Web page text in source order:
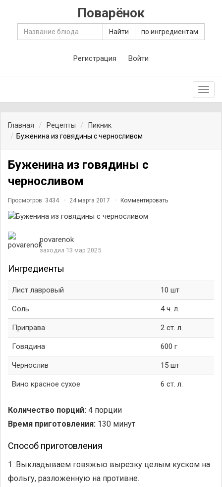
Поварёнок
Найти по ингредиентам
Регистрация Войти
Главная Рецепты
Пикник
Буженина из говядины с черносливом
Буженина из говядины с
черносливом
Просмотров: 3434 24 марта 2017 Комментировать
povarenok
заходил 13 мар 2025
Ингредиенты
Лист лавровый 10 шт
Соль 4 ч. л.
Приправа 2 ст. л.
Говядина 600 г
Чернослив 15 шт
Вино красное сухое 6 ст. л.
Количество порций: 4 порции
Время приготовления: 130 минут
Способ приготовления
1. Выкладываем говяжью вырезку целым куском на
фольгу, разложенную на противне.